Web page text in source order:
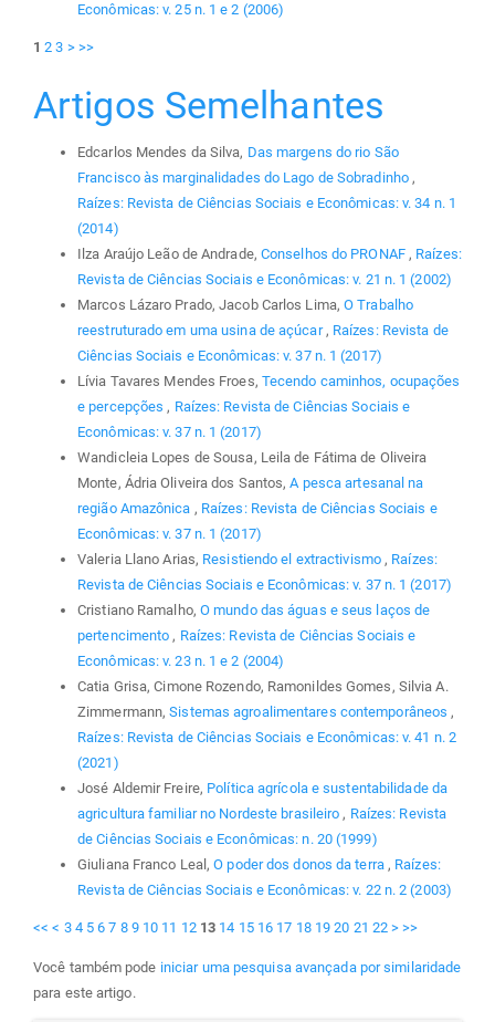
Econômicas: v. 25 n. 1 e 2 (2006)
1 2 3 > >>
Artigos Semelhantes
Edcarlos Mendes da Silva, Das margens do rio São
Francisco às marginalidades do Lago de Sobradinho ,
Raízes: Revista de Ciências Sociais e Econômicas: v. 34 n. 1
(2014)
Ilza Araújo Leão de Andrade, Conselhos do PRONAF , Raízes:
Revista de Ciências Sociais e Econômicas: v. 21 n. 1 (2002)
Marcos Lázaro Prado, Jacob Carlos Lima,O Trabalho
reestruturado em uma usina de açúcar , Raízes: Revista de
Ciências Sociais e Econômicas: v. 37 n. 1 (2017)
Lívia Tavares Mendes Froes, Tecendo caminhos, ocupações
e percepções , Raízes: Revista de Ciências Sociais e
Econômicas: v. 37 n. 1 (2017)
Wandicleia Lopes de Sousa, Leila de Fátima de Oliveira
Monte, Ádria Oliveira dos Santos,A pesca artesanal na
região Amazônica , Raízes: Revista de Ciências Sociais e
Econômicas: v. 37 n. 1 (2017)
Valeria Llano Arias, Resistiendo el extractivismo , Raízes:
Revista de Ciências Sociais e Econômicas: v. 37 n. 1 (2017)
Cristiano Ramalho, O mundo das águas e seus laços de
pertencimento , Raízes: Revista de Ciências Sociais e
Econômicas: v. 23 n. 1 e 2 (2004)
Catia Grisa, Cimone Rozendo, Ramonildes Gomes, Silvia A.
Zimmermann,Sistemas agroalimentares contemporâneos ,
Raízes: Revista de Ciências Sociais e Econômicas: v. 41 n. 2
(2021)
José Aldemir Freire, Política agrícola e sustentabilidade da
agricultura familiar no Nordeste brasileiro , Raízes: Revista
de Ciências Sociais e Econômicas: n. 20 (1999)
Giuliana Franco Leal,O poder dos donos da terra , Raízes:
Revista de Ciências Sociais e Econômicas: v. 22 n. 2 (2003)
<< < 3 4 5 6 7 8 9 10 11 12 13 14 15 16 17 18 19 20 21 22 > >>
Você também pode iniciar uma pesquisa avançada por similaridade
para este artigo.